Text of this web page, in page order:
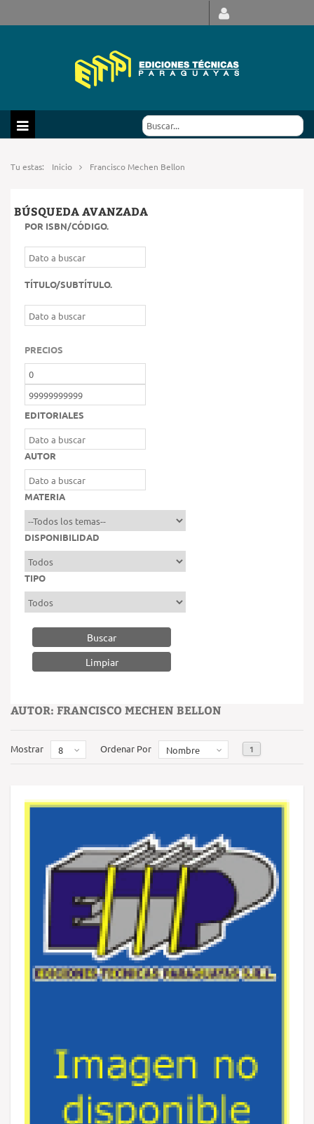
Tu estas: Inicio Francisco Mechen Bellon
BÚSQUEDA AVANZADA
POR ISBN/CÓDIGO.
TÍTULO/SUBTÍTULO.
PRECIOS
EDITORIALES
AUTOR
MATERIA
DISPONIBILIDAD
TIPO
Buscar
AUTOR: FRANCISCO MECHEN BELLON
Mostrar 8 Ordenar Por Nombre 1